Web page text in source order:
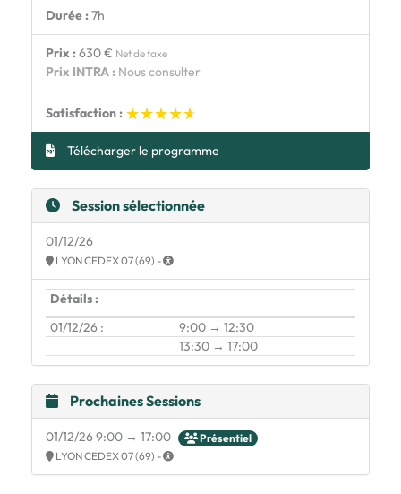
Durée :7h
Prix :630 € Net de taxe
Prix INTRA : Nous consulter
Satisfaction : ★★★★★
★★★★★
Télécharger le programme
Session sélectionnée
01/12/26
LYON CEDEX 07 (69) -
Détails :
01/12/26 :
9:00 → 12:30
13:30 → 17:00
Prochaines Sessions
01/12/26 9:00 → 17:00
Présentiel
LYON CEDEX 07 (69) -